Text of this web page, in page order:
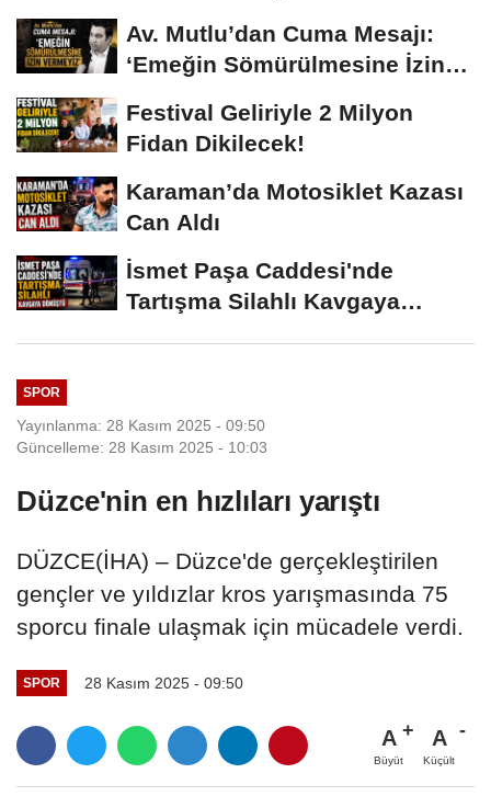
Av. Mutlu’dan Cuma Mesajı:
‘Emeğin Sömürülmesine İzin
Festival Geliriyle 2 Milyon
Fidan Dikilecek!
Karaman’da Motosiklet Kazası
Can Aldı
İsmet Paşa Caddesi'nde
Tartışma Silahlı Kavgaya
SPOR
Yayınlanma: 28 Kasım 2025 - 09:50
Güncelleme: 28 Kasım 2025 - 10:03
Düzce'nin en hızlıları yarıştı
DÜZCE(İHA) – Düzce'de gerçekleştirilen
gençler ve yıldızlar kros yarışmasında 75
sporcu finale ulaşmak için mücadele verdi.
SPOR 28 Kasım 2025 - 09:50
A
Büyüt
A
Küçült